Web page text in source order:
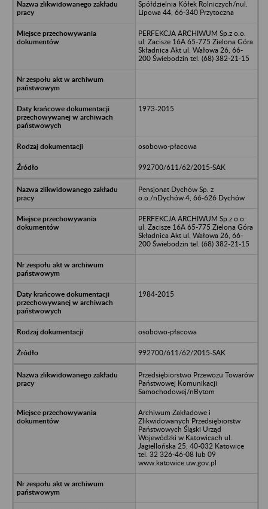
Spółdzielnia Kółek Rolniczych/nul.
Lipowa 44, 66-340 Przytoczna
PERFEKCJA ARCHIWUM Sp.z o.o.
ul. Zacisze 16A 65-775 Zielona Góra
Składnica Akt ul. Wałowa 26, 66-
200 Świebodzin tel. (68) 382-21-15
1973-2015
osobowo-płacowa
992700/611/62/2015-SAK
Pensjonat Dychów Sp. z
o.o./nDychów 4, 66-626 Dychów
PERFEKCJA ARCHIWUM Sp.z o.o.
ul. Zacisze 16A 65-775 Zielona Góra
Składnica Akt ul. Wałowa 26, 66-
200 Świebodzin tel. (68) 382-21-15
1984-2015
osobowo-płacowa
992700/611/62/2015-SAK
Przedsiębiorstwo Przewozu Towarów
Państwowej Komunikacji
Samochodowej/nBytom
Archiwum Zakładowe i
Zlikwidowanych Przedsiębiorstw
Państwowych Śląski Urząd
Wojewódzki w Katowicach ul.
Jagiellońska 25, 40-032 Katowice
tel. 32 326-46-08 lub 09
www.katowice.uw.gov.pl